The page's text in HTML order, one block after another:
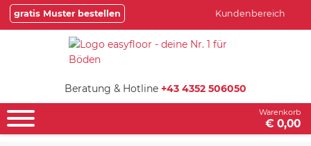
gratis Muster bestellen Kundenbereich
Beratung & Hotline +43 4352 506050
Warenkorb
€ 0,00